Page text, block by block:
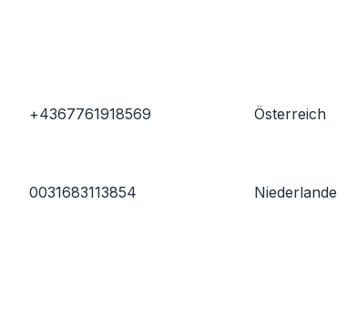
+4367761918569 Österreich
0031683113854 Niederlande